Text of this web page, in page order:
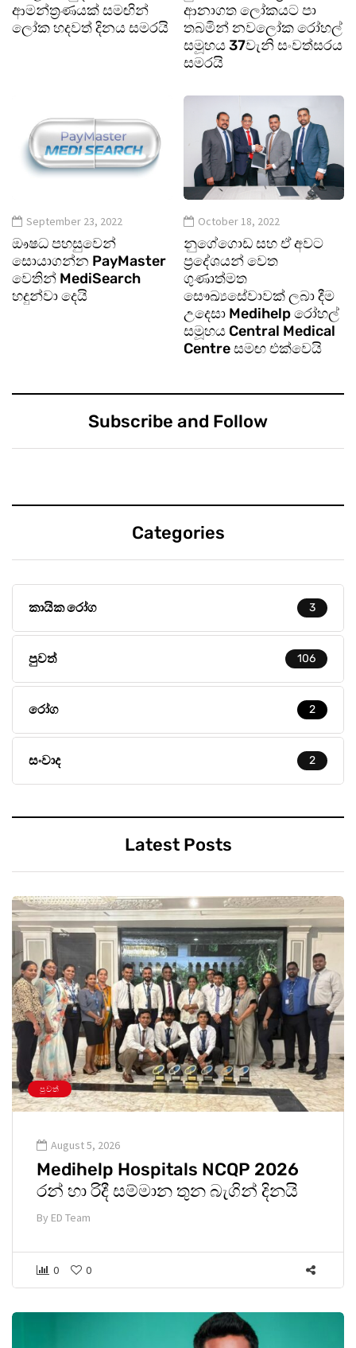
ආමන්ත්‍රණයක් සමඟින්
ලෝක හදවත් දිනය සමරයි
ආනාගත ලෝකයට පා
තබමින් නවලෝක රෝහල්
සමූහය 37වැනි සංවත්සරය
සමරයි
September 23, 2022
ඖෂධ පහසුවෙන්
සොයාගන්න PayMaster
වෙතින් MediSearch
හදුන්වා දෙයි
October 18, 2022
නුගේගොඩ සහ ඒ අවට
ප‍්‍රදේශයන් වෙත
ගුණාත්මත
සෞඛ්‍යසේවාවක් ලබා දීම
උදෙසා Medihelp රෝහල්
සමූහය Central Medical
Centre සමඟ එක්වෙයි
Subscribe and Follow
Categories
කායික රෝග 3
පුවත් 106
රෝග 2
සංවාද 2
Latest Posts
පුවත්
August 5, 2026
Medihelp Hospitals NCQP 2026
රන් හා රිදී සම්මාන තුන බැගින් දිනයි
By ED Team
0 0